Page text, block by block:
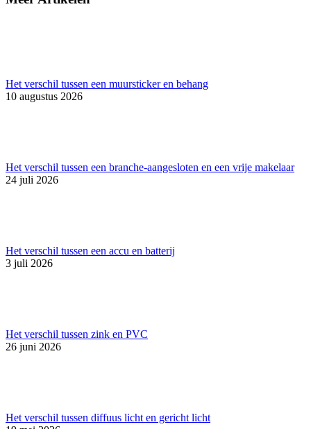
Het verschil tussen een muursticker en behang
10 augustus 2026
Het verschil tussen een branche-aangesloten en een vrije makelaar
24 juli 2026
Het verschil tussen een accu en batterij
3 juli 2026
Het verschil tussen zink en PVC
26 juni 2026
Het verschil tussen diffuus licht en gericht licht